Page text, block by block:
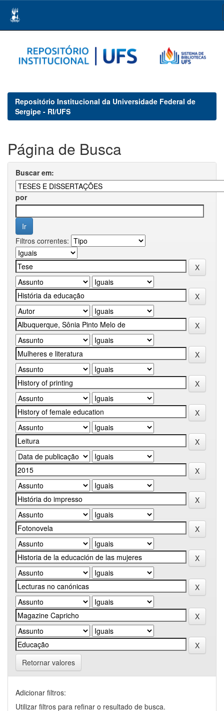
navigation
Repositório Institucional da Universidade Federal de
Sergipe - RI/UFS
Página de Busca
Buscar em:
por
Filtros correntes:
Retornar valores
Adicionar filtros:
Utilizar filtros para refinar o resultado de busca.